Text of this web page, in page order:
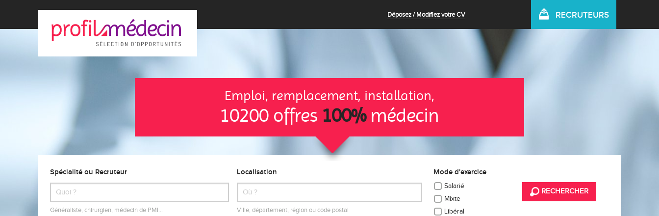
Déposez / Modifiez votre CV RECRUTEURS
Emploi, remplacement, installation,
10200 offres 100%médecin
Spécialité ou Recruteur
Généraliste, chirurgien, médecin de PMI…
Localisation
Ville, département, région ou code postal
Mode d'exercice
Salarié
Mixte
Libéral
RECHERCHER